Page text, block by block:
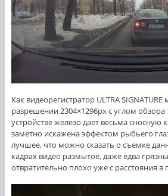
Как видеорегистратор ULTRA
разрешении 2304×1296px с углом обзора
устройстве железо дает весьма сносную
заметно искажена эффектом рыбьего
лучшее, что можно сказать о съемке
кадрах видео размытое, даже едва
отвратительно плохо уже с расстояния в